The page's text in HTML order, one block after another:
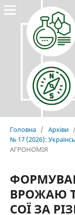
Головна / Архіви /
№ 17 (2026):
АГРОНОМІЯ
ВРОЖАЮ
СОЇ ЗА